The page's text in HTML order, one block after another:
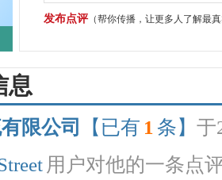
发布点评（帮你传播，让更多人了解最
息
限公司 【已有 1 条】 于
用户对他的一条点